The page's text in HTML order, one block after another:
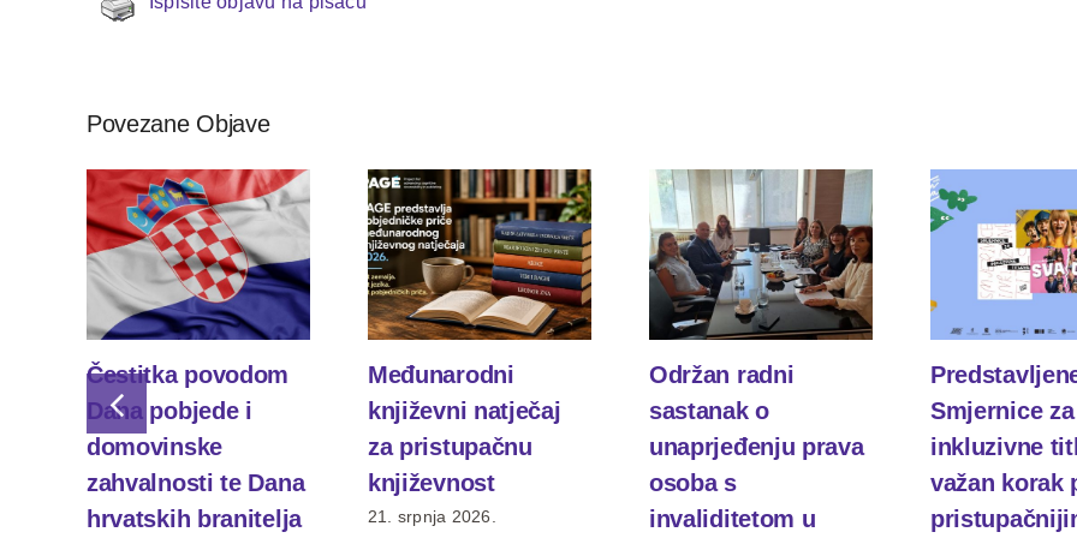
Povezane Objave
Čestitka povodom
Dana pobjede i
domovinske
zahvalnosti te Dana
hrvatskih branitelja
Međunarodni
književni natječaj
za pristupačnu
književnost
21. srpnja 2026.
Održan radni
sastanak o
unaprjeđenju prava
osoba s
invaliditetom u
Smjernice za
inkluzivne
važan korak